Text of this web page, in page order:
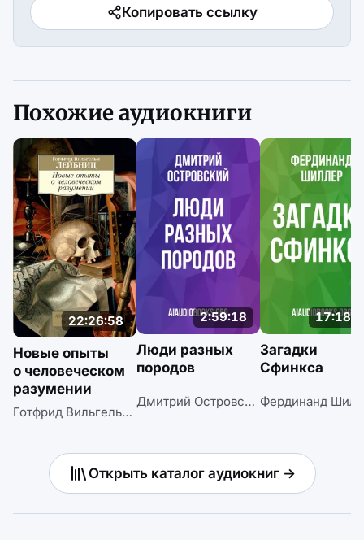
Копировать ссылку
Похожие аудиокниги
22:26:58
Новые опыты
о человеческом
разумении
Готфрид Вильгельм Лейбниц
2:59:18
Люди разных
породов
Дмитрий Островский
Загадки
Сфинкса
Фердинанд
Открыть каталог аудиокниг →